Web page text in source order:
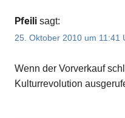
Pfeili sagt:
25. Oktober 2010 um 11:41
Wenn der Vorverkauf
Kulturrevolution